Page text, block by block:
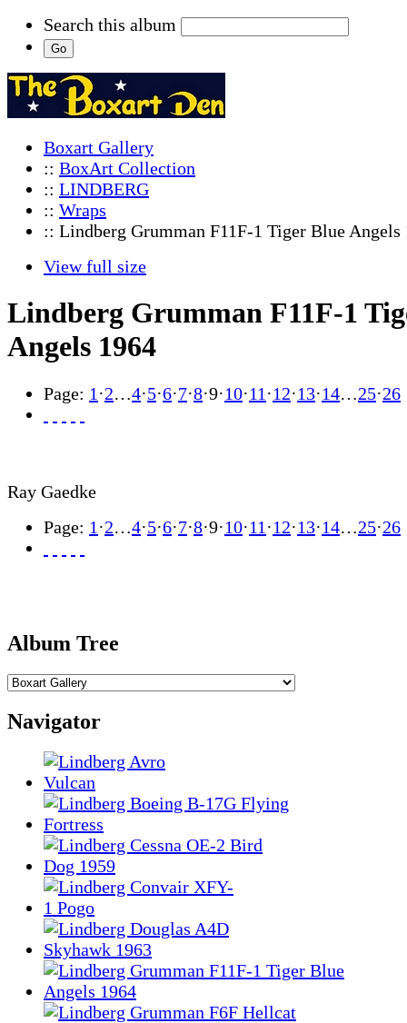
Search this album
Boxart Gallery
:: BoxArt Collection
:: LINDBERG
:: Wraps
:: Lindberg Grumman F11F-1 Tiger Blue Angels
View full size
Lindberg Grumman F11F-1
Angels 1964
Page: 1 ·2…4·5·6·7·8·9·10·11 ·12·13·14…25·26
Ray Gaedke
Page: 1 ·2…4·5·6·7·8·9·10·11 ·12·13·14…25·26
Album Tree
Navigator